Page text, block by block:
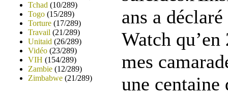
Tchad (10/289)
Togo (15/289)
Torture (17/289)
Travail (21/289)
Unitaid (26/289)
Vidéo (23/289)
VIH (154/289)
Zambie (12/289)
Zimbabwe (21/289)
ans a
Watch
mes
une centaine